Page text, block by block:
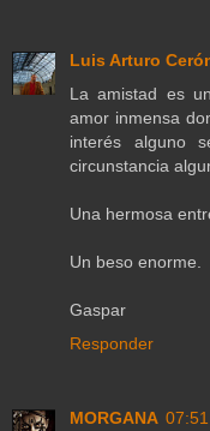
Luis Arturo
La amistad es
amor inmensa
interés alguno
circunstancia
Una hermosa
Un beso enorme.
Gaspar
Responder
MORGANA 07:51